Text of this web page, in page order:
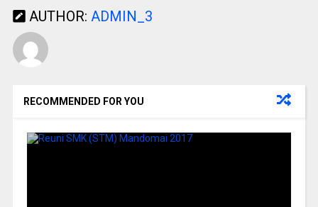
AUTHOR: ADMIN_3
RECOMMENDED FOR YOU